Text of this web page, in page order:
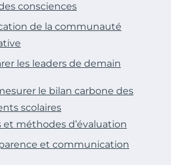
consciences
de la communauté
les leaders de demain
le bilan carbone des
scolaires
et méthodes d’évaluation
et communication